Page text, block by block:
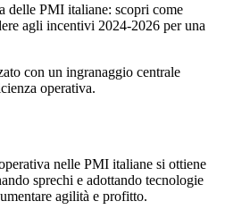
delle PMI italiane: scopri come
agli incentivi 2024-2026 per una
nelle PMI italiane si ottiene
sprechi e adottando tecnologie
agilità e profitto.